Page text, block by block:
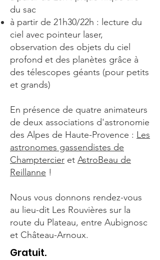
du sac
à partir de 21h30/22h : lecture du
ciel avec pointeur laser,
observation des objets du ciel
profond et des planètes grâce à
des télescopes géants (pour petits
et grands)
En présence de quatre animateurs
de deux associations d'astronomie
des Alpes de Haute-Provence : Les
astronomes gassendistes de
Champtercier et AstroBeau de
Reillanne !
Nous vous donnons rendez-vous
au lieu-dit Les Rouvières sur la
route du Plateau, entre Aubignosc
et Château-Arnoux.
Gratuit.